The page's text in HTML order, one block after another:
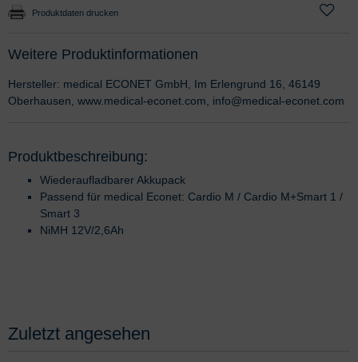
Produktdaten drucken
Weitere Produktinformationen
Hersteller: medical ECONET GmbH, Im Erlengrund 16, 46149
Oberhausen, www.medical-econet.com, info@medical-econet.com
Produktbeschreibung:
Wiederaufladbarer Akkupack
Passend für medical Econet: Cardio M / Cardio M+Smart 1 /
Smart 3
NiMH 12V/2,6Ah
Zuletzt angesehen